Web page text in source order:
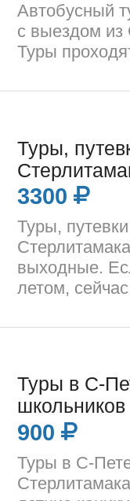
Автобусный
с выездом из
Туры
Туры,
3300
Туры,
выходные.
летом, сейчас
Туры в С-
900
Туры в С-